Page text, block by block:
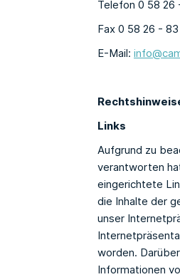
Telefon 0 58 26
Fax 0 58 26 -
E-Mail:
Links
Aufgrund zu
verantworten
eingerichtete
die Inhalte der
unser
worden.
Informationen